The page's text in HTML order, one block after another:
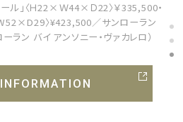
ール」〈Ｈ22×Ｗ44×Ｄ22〉￥335,500・
〉¥423,500／サンローラン
ラン バイ アンソニー・ヴァカレロ）